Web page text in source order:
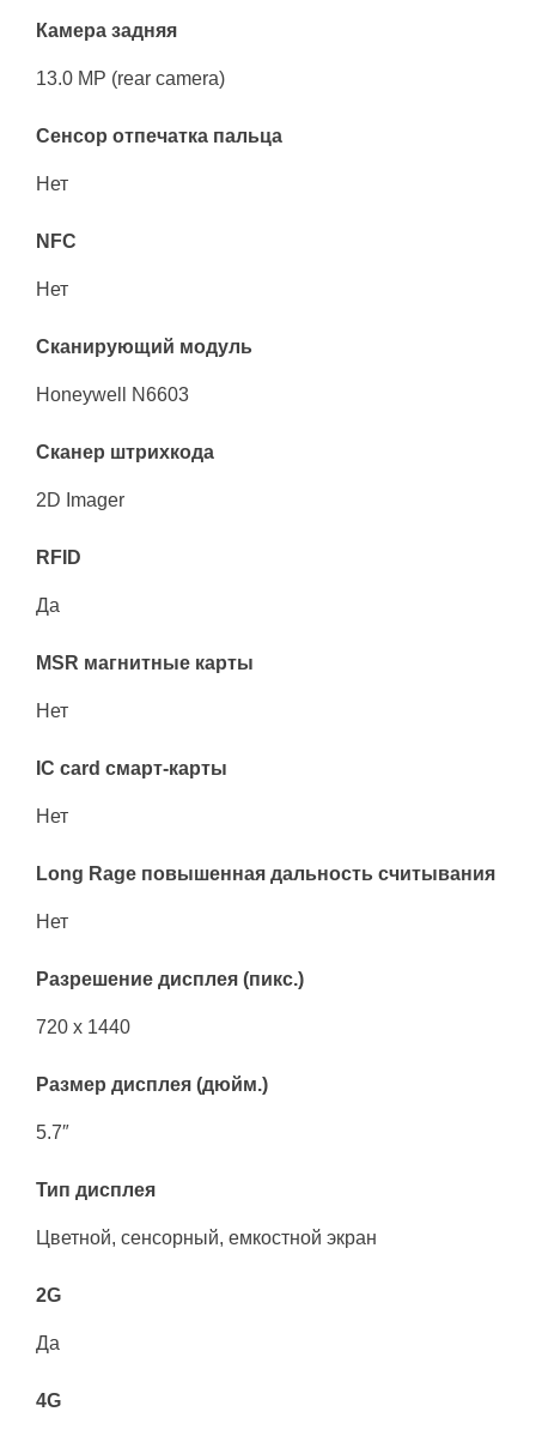
Камера задняя
13.0 MP (rear camera)
Сенсор отпечатка пальца
Нет
NFC
Нет
Сканирующий модуль
Honeywell N6603
Сканер штрихкода
2D Imager
RFID
Да
MSR магнитные карты
Нет
IC card смарт-карты
Нет
Long Rage повышенная дальность считывания
Нет
Разрешение дисплея (пикс.)
720 x 1440
Размер дисплея (дюйм.)
5.7″
Тип дисплея
Цветной, сенсорный, емкостной экран
2G
Да
4G